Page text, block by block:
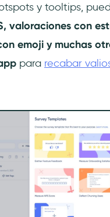
y tooltips,
valoraciones con
emoji y muchas
para recabar